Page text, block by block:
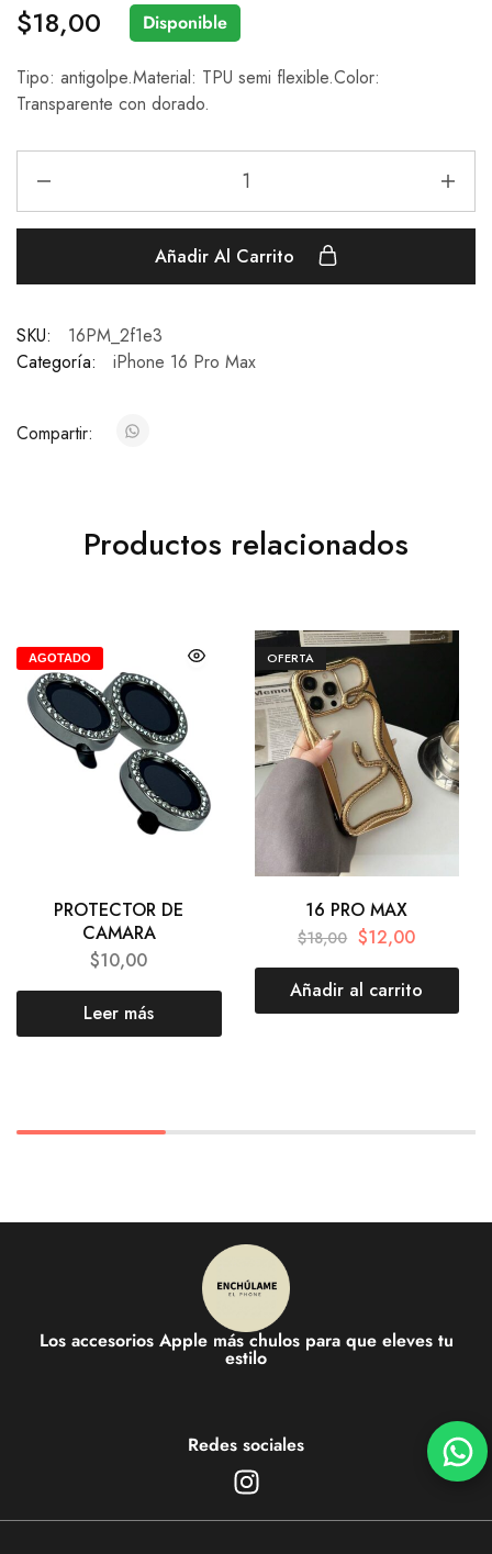
$18,00 Disponible
Tipo: antigolpe.Material: TPU semi flexible.Color:
Transparente con dorado.
Añadir Al Carrito
SKU:
16PM_2f1e3
Categoría:
iPhone 16 Pro Max
Compartir:
Productos relacionados
AGOTADO
PROTECTOR DE
CAMARA
$10,00
Leer más
OFERTA
16 PRO MAX
$18,00 $12,00
Añadir al carrito
Los accesorios Apple más chulos para que eleves tu
estilo
Redes sociales